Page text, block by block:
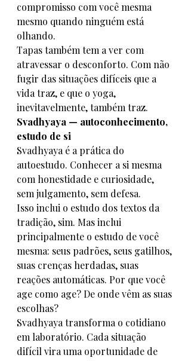
compromisso com você mesma
mesmo quando ninguém está
olhando.
Tapas também tem a ver com
atravessar o desconforto. Com não
fugir das situações difíceis que a
vida traz, e que o yoga,
inevitavelmente, também traz.
Svadhyaya — autoconhecimento,
estudo de si
Svadhyaya é a prática do
autoestudo. Conhecer a si mesma
com honestidade e curiosidade,
sem julgamento, sem defesa.
Isso inclui o estudo dos textos da
tradição, sim. Mas inclui
principalmente o estudo de você
mesma: seus padrões, seus gatilhos,
suas crenças herdadas, suas
reações automáticas. Por que você
age como age? De onde vêm as suas
escolhas?
Svadhyaya transforma o cotidiano
em laboratório. Cada situação
difícil vira uma oportunidade de